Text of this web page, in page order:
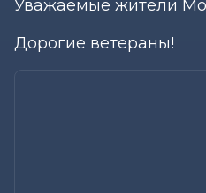
Уважаемые жители
Дорогие ветераны!